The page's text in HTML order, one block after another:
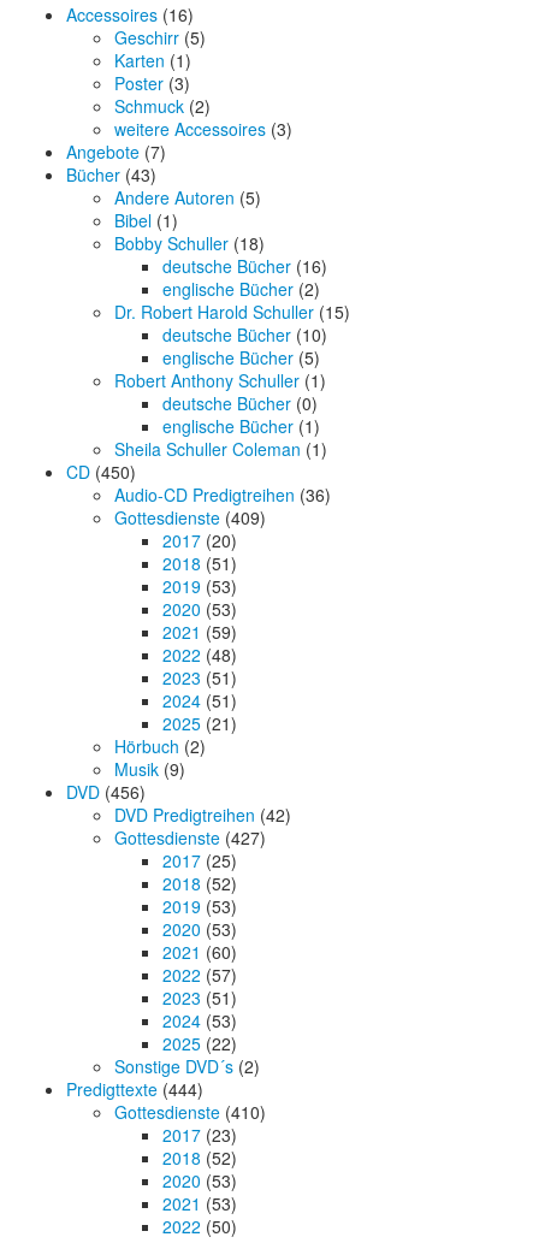
Accessoires (16)
Geschirr (5)
Karten (1)
Poster (3)
Schmuck (2)
weitere Accessoires (3)
Angebote (7)
Bücher (43)
Andere Autoren (5)
Bibel (1)
Bobby Schuller (18)
deutsche Bücher (16)
englische Bücher (2)
Dr. Robert Harold Schuller (15)
deutsche Bücher (10)
englische Bücher (5)
Robert Anthony Schuller (1)
deutsche Bücher (0)
englische Bücher (1)
Sheila Schuller Coleman (1)
CD (450)
Audio-CD Predigtreihen (36)
Gottesdienste (409)
2017 (20)
2018 (51)
2019 (53)
2020 (53)
2021 (59)
2022 (48)
2023 (51)
2024 (51)
2025 (21)
Hörbuch (2)
Musik (9)
DVD (456)
DVD Predigtreihen (42)
Gottesdienste (427)
2017 (25)
2018 (52)
2019 (53)
2020 (53)
2021 (60)
2022 (57)
2023 (51)
2024 (53)
2025 (22)
Sonstige DVD´s (2)
Predigttexte (444)
Gottesdienste (410)
2017 (23)
2018 (52)
2020 (53)
2021 (53)
2022 (50)